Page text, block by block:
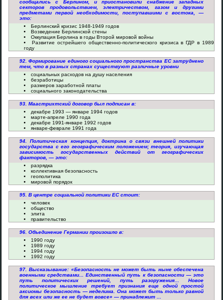
сообщались с Берлином, и приостановили снабжение западных
секторов продовольствием, электричеством, газом и другими
предметами первой необходимости, поступавшими с востока, —
это:
Берлинский кризис 1948-1949 годов
Возведение Берлинской стены
Оккупация Берлина в годы Второй мировой войны
Развитие острейшего общественно-политического кризиса в ГДР в 1989
году
92. Формирование единого социального пространства ЕС затруднено
тем, что в разных странах существуют различные уровни
социальных расходов на душу населения
безработицы
размеров заработной платы
социального законодательства
93. Маастрихтский договор был подписан в:
декабре 1993 — январе 1994 годов
марте-апреле 1990 года
декабре 1991-январе 1992 годов
январе-феврале 1991 года
94. Политическая концепция, доктрина о связи внешней политики
государства с его географическим положением; теория, изучающая
зависимость государственных действий от географических
факторов, — это:
разрядка
коллективная безопасность
геополитика
мировой порядок
95. В центре социальной политики ЕС стоит:
человек
общество
элита
правительство
96. Объединение Германии произошло в:
1990 году
1989 году
1994 году
1992 году
97. Высказывание: «Безопасность не может быть ныне обеспечена
военными средствами... Единственный путь к безопасности — это
путь политических решений, путь разоружения... Новое
политическое мышление требует признания еще одной простой
аксиомы безопасность — неделима. Она может быть только равной
для всех или же ее не будет вовсе» — принадлежит ...